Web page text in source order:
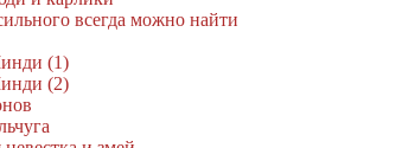
всегда можно найти
(1)
(2)